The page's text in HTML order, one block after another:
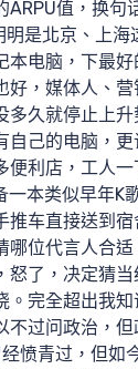
ARPU值，换
是北京、上
本电脑，下最
好，媒体人、
多久就停止上
自己的电脑，
便利店，工人
一本类似早年K
推车直接送到
哪位代言人合
怒了，决定猜
。完全超出我
不过问政治，
愤青过，但如